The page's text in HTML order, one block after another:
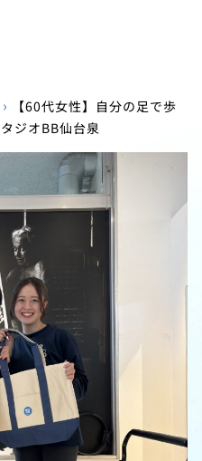
› 【60代女性】自分の足で歩
ジオBB仙台泉